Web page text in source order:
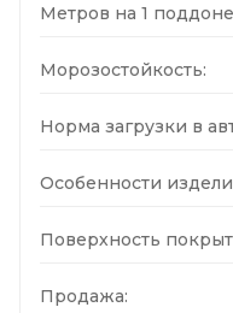
Метров на 1
Морозостойкость:
Норма загрузки в
Особенности
Поверхность
Продажа: